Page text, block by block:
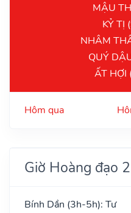
MẬU
KỶ TỊ
NHÂM
QUÝ
ẤT HỢI
Hôm qua
Giờ Hoàng đạo
Bính Dần (3h-5h): Tư